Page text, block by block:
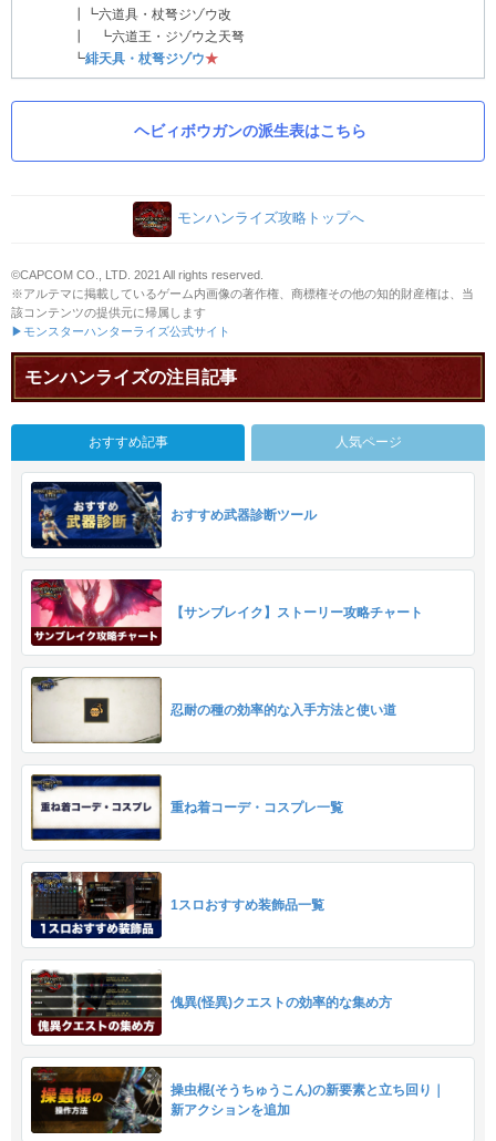
┃┗六道具・杖弩ジゾウ改
┃ ┗六道王・ジゾウ之天弩
┗緋天具・杖弩ジゾウ★
ヘビィボウガンの派生表はこちら
モンハンライズ攻略トップへ
©CAPCOM CO., LTD. 2021 All rights reserved.
※アルテマに掲載しているゲーム内画像の著作権、商標権その他の知的財産権は、当
該コンテンツの提供元に帰属します
▶モンスターハンターライズ公式サイト
モンハンライズの注目記事
おすすめ記事 人気ページ
おすすめ武器診断ツール
【サンブレイク】ストーリー攻略チャート
忍耐の種の効率的な入手方法と使い道
重ね着コーデ・コスプレ一覧
1スロおすすめ装飾品一覧
傀異(怪異)クエストの効率的な集め方
操虫棍(そうちゅうこん)の新要素と立ち回り｜
新アクションを追加